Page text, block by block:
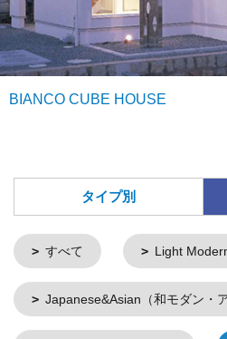
BIANCO CUBE HOUSE
タイプ別
すべて Light
Japanese&Asian（和モダン・